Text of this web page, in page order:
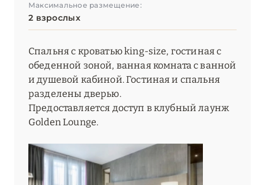
Максимальное размещение:
2 взрослых
Спальня с кроватью king-size, гостиная с
обеденной зоной, ванная комната с ванной
и душевой кабиной. Гостиная и спальня
разделены дверью.
Предоставляется доступ в клубный лаунж
Golden Lounge.